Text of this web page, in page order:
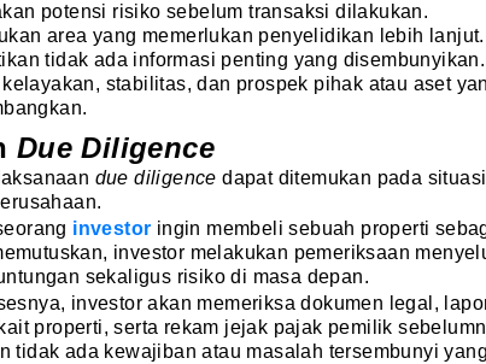
potensi risiko sebelum transaksi dilakukan.
area yang memerlukan penyelidikan lebih lanjut.
tidak ada informasi penting yang disembunyikan.
stabilitas, dan prospek pihak atau aset
Due Diligence
due diligence dapat ditemukan pada
investor ingin membeli sebuah properti
investor melakukan pemeriksaan
sekaligus risiko di masa depan.
investor akan memeriksa dokumen legal,
properti, serta rekam jejak pajak pemilik
tidak ada kewajiban atau masalah tersembunyi